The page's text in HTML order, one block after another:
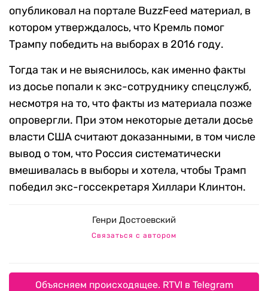
опубликовал на портале BuzzFeed материал, в
котором утверждалось, что Кремль помог
Трампу победить на выборах в 2016 году.
Тогда так и не выяснилось, как именно факты
из досье попали к экс-сотруднику спецслужб,
несмотря на то, что факты из материала позже
опровергли. При этом некоторые детали досье
власти США считают доказанными, в том числе
вывод о том, что Россия систематически
вмешивалась в выборы и хотела, чтобы Трамп
победил экс-госсекретаря Хиллари Клинтон.
Генри Достоевский
Связаться с автором
Объясняем происходящее. RTVI в Telegram